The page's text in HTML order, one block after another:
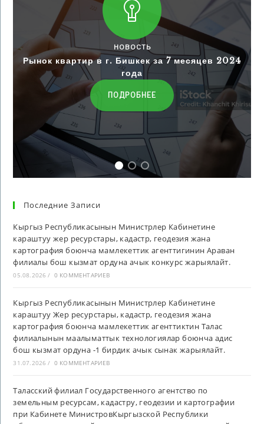
НОВОСТЬ
Рынок квартир в г. Бишкек за 7 месяцев 2024
года
ПОДРОБНЕЕ
Последние Записи
Кыргыз Республикасынын Министрлер Кабинетине
караштуу жер ресурстары, кадастр, геодезия жана
картография боюнча мамлекеттик агенттигинин Араван
филиалы бош кызмат ордуна ачык конкурс жарыялайт.
05.08.2026 / 0 КОММЕНТАРИЕВ
Кыргыз Республикасынын Министрлер Кабинетине
караштуу Жер ресурстары, кадастр, геодезия жана
картография боюнча мамлекеттик агенттиктин Талас
филиалынын маалыматтык технологиялар боюнча адис
бош кызмат ордуна -1 бирдик ачык сынак жарыялайт.
31.07.2026 / 0 КОММЕНТАРИЕВ
Таласский филиал Государственного агентство по
земельным ресурсам, кадастру, геодезии и картографии
при Кабинете МинистровКыргызской Республики